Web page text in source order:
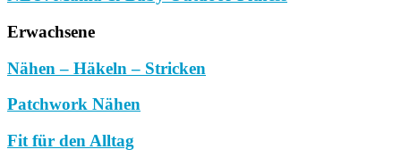
Erwachsene
Nähen – Häkeln – Stricken
Patchwork Nähen
Fit für den Alltag